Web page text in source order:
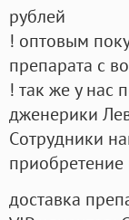
рублей
! оптовым
препарата с
! так же у нас
дженерики
Cотрудники
доставка